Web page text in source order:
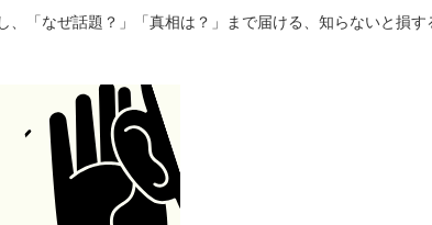
「なぜ話題？」「真相は？」まで届ける、知らないと損す